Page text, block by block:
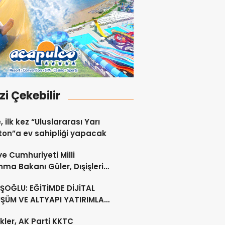
Çekebilir
ilk kez “Uluslararası Yarı
ev sahipliği yapacak
Cumhuriyeti Milli
Bakanı Güler, Dışişleri
EĞİTİMDE DİJİTAL
VE ALTYAPI YATIRIMLARI
AK Parti KKTC